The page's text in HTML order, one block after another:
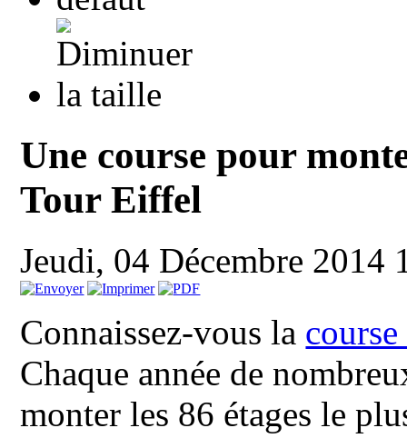
Une course pour
Tour Eiffel
Jeudi, 04 Décembre 2014
Connaissez-vous la
Chaque année de
monter les 86 étages le